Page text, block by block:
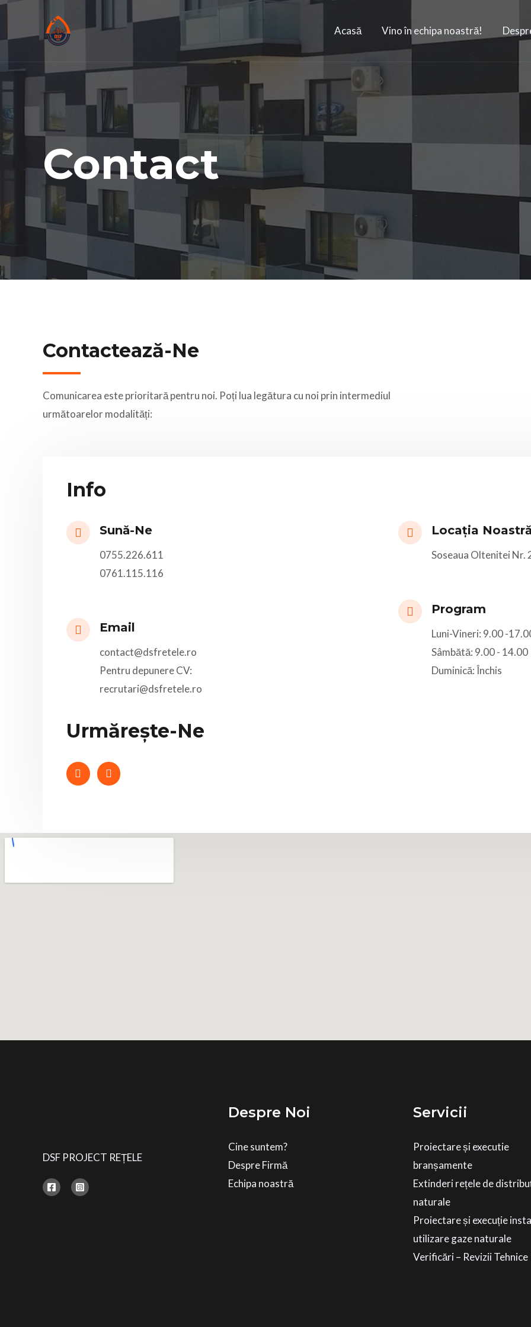
Acasă Vino în echipa noastră!
Contact
Contactează-Ne
Comunicarea este prioritară pentru noi. Poți lua legătura cu noi prin intermediul
următoarelor modalități:
Info
Sună-Ne
0755.226.611
0761.115.116
Email
contact@dsfretele.ro
Pentru depunere CV:
recrutari@dsfretele.ro
Locația
Soseaua Oltenitei Nr.
Program
Luni-Vineri: 9.00 -
Sâmbătă: 9.00 - 14.00
Duminică: Închis
Urmărește-Ne
DSF PROJECT REȚELE
Despre Noi
Cine suntem?
Despre Firmă
Echipa noastră
Servicii
Proiectare și executie
branșamente
Extinderi rețele de
naturale
Proiectare și execuție
utilizare gaze naturale
Verificări – Revizii Tehnice